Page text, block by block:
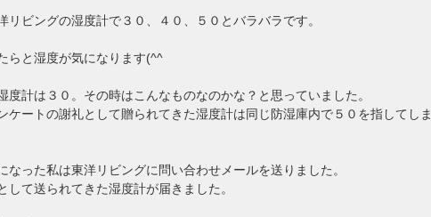
リビングの湿度計で３０、４０、５０とバラバラです。
らと湿度が気になります(^^ゞ
度計は３０。その時はこんなものなのかな？と思っていました。
ケートの謝礼として贈られてきた湿度計は同じ防湿庫内で５０を指してしま
なった私は東洋リビングに問い合わせメールを送りました。
して送られてきた湿度計が届きました。